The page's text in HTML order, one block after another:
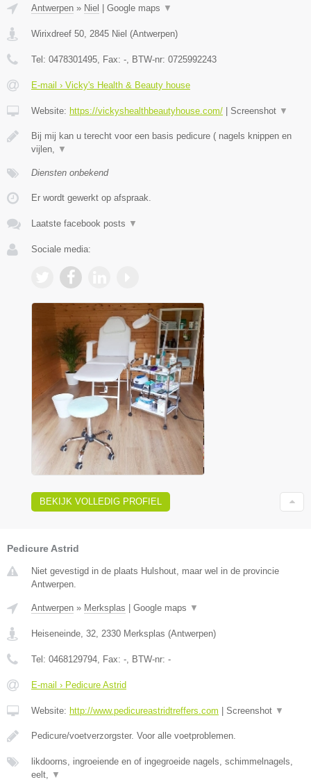
Antwerpen » Niel Google maps ▼
Wirixdreef 50 2845 Niel (Antwerpen)
Tel: 0478301495 , Fax: - , BTW-nr: 0725992243
E-mail › Vicky's Health & Beauty house
Website: https://vickyshealthbeautyhouse.com/ Screenshot ▼
Bij mij kan u terecht voor een basis pedicure ( nagels knippen en
vijlen,
▼
Diensten onbekend
Er wordt gewerkt op afspraak.
Laatste facebook posts ▼
Sociale media:
BEKIJK VOLLEDIG PROFIEL
Pedicure Astrid
Niet gevestigd in de plaats Hulshout, maar wel in de provincie
Antwerpen.
Antwerpen » Merksplas Google maps ▼
Heiseneinde, 32 2330 Merksplas (Antwerpen)
Tel: 0468129794 , Fax: - , BTW-nr: -
E-mail › Pedicure Astrid
Website: http://www.pedicureastridtreffers.com Screenshot ▼
Pedicure/voetverzorgster. Voor alle voetproblemen.
likdoorns, ingroeiende en of ingegroeide nagels, schimmelnagels,
eelt,
▼